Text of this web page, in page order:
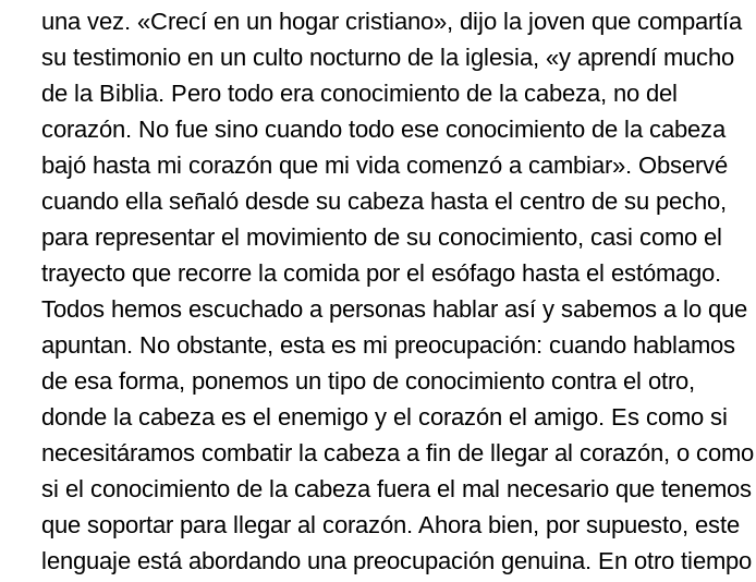
una vez. «Crecí en un hogar cristiano», dijo la joven que compartía
su testimonio en un culto nocturno de la iglesia, «y aprendí mucho
de la Biblia. Pero todo era conocimiento de la cabeza, no del
corazón. No fue sino cuando todo ese conocimiento de la cabeza
bajó hasta mi corazón que mi vida comenzó a cambiar». Observé
cuando ella señaló desde su cabeza hasta el centro de su pecho,
para representar el movimiento de su conocimiento, casi como el
trayecto que recorre la comida por el esófago hasta el estómago.
Todos hemos escuchado a personas hablar así y sabemos a lo que
apuntan. No obstante, esta es mi preocupación: cuando hablamos
de esa forma, ponemos un tipo de conocimiento contra el otro,
donde la cabeza es el enemigo y el corazón el amigo. Es como si
necesitáramos combatir la cabeza a fin de llegar al corazón, o como
si el conocimiento de la cabeza fuera el mal necesario que tenemos
que soportar para llegar al corazón. Ahora bien, por supuesto, este
lenguaje está abordando una preocupación genuina. En otro tiempo